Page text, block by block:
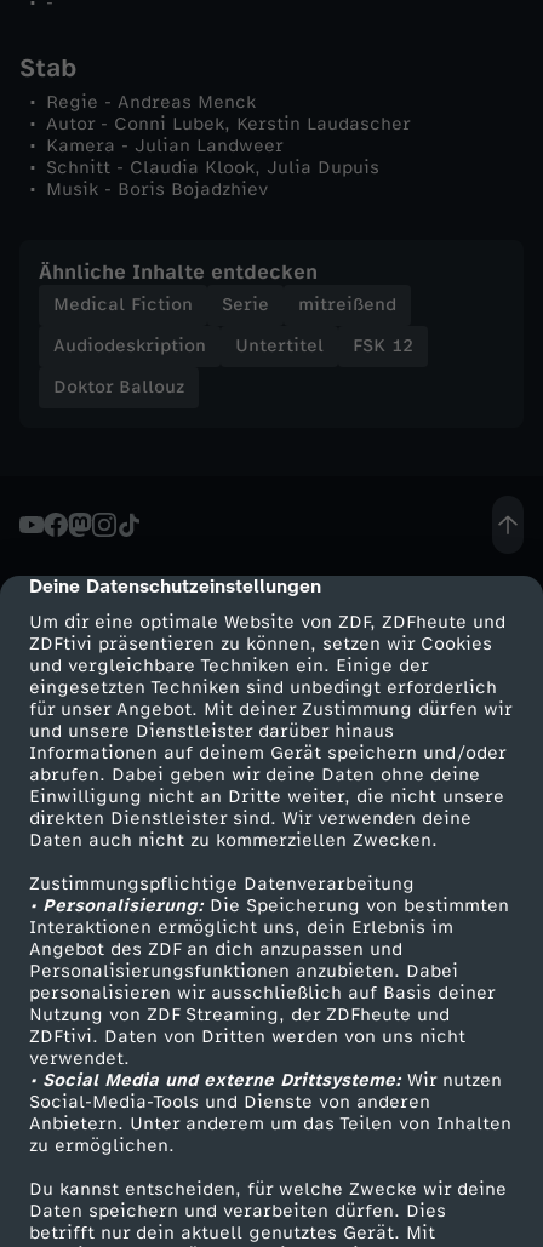
cmp-dialog-description
Deine Datenschutzeinstellungen
Um dir eine optimale Website von ZDF, ZDFheute und
ZDFtivi präsentieren zu können, setzen wir Cookies
und vergleichbare Techniken ein. Einige der
eingesetzten Techniken sind unbedingt erforderlich
für unser Angebot. Mit deiner Zustimmung dürfen wir
und unsere Dienstleister darüber hinaus
Informationen auf deinem Gerät speichern und/oder
abrufen. Dabei geben wir deine Daten ohne deine
Einwilligung nicht an Dritte weiter, die nicht unsere
direkten Dienstleister sind. Wir verwenden deine
Daten auch nicht zu kommerziellen Zwecken.
Zustimmungspflichtige Datenverarbeitung
• Personalisierung:Die Speicherung von bestimmten
Interaktionen ermöglicht uns, dein Erlebnis im
Angebot des ZDF an dich anzupassen und
Personalisierungsfunktionen anzubieten. Dabei
personalisieren wir ausschließlich auf Basis deiner
Nutzung von ZDF Streaming, der ZDFheute und
ZDFtivi. Daten von Dritten werden von uns nicht
verwendet.
• Social Media und externe Drittsysteme:Wir nutzen
Social-Media-Tools und Dienste von anderen
Anbietern. Unter anderem um das Teilen von Inhalten
zu ermöglichen.
Du kannst entscheiden, für welche Zwecke wir deine
Daten speichern und verarbeiten dürfen. Dies
betrifft nur dein aktuell genutztes Gerät. Mit
Stab
Regie - Andreas Menck
Autor - Conni Lubek, Kerstin Laudascher
Kamera - Julian Landweer
Schnitt - Claudia Klook, Julia Dupuis
Musik - Boris Bojadzhiev
Ähnliche Inhalte entdecken
Medical Fiction Serie
mitreißend
Audiodeskription
Untertitel
FSK 12
Doktor Ballouz
Mehr ZDF
ZDF-Apps
Smart TV
ZDFtext
Livestreams
Sendungen A-Z
TV-Programm
Service
ZDFmitreden
Kontakt zum ZDF
Tickets
Zuschauerservice
Hilfe
ZDF Unternehmen
Karriere
ZDF goes Schule
Werbefernsehen